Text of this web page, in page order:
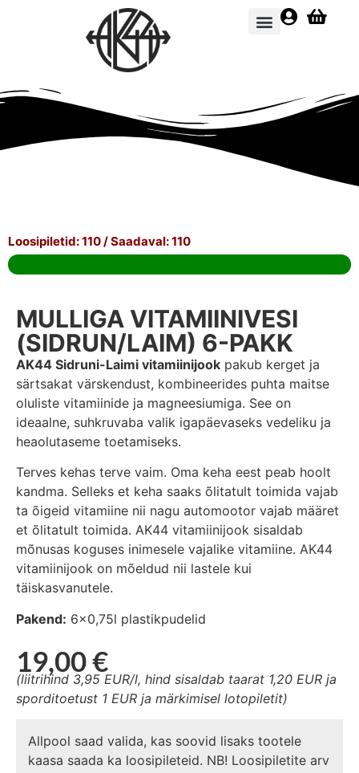
Loosipiletid: 110 / Saadaval: 110
MULLIGA VITAMIINIVESI
(SIDRUN/LAIM) 6-PAKK
AK44 Sidruni-Laimi vitamiinijook pakub kerget ja
särtsakat värskendust, kombineerides puhta maitse
oluliste vitamiinide ja magneesiumiga. See on
ideaalne, suhkruvaba valik igapäevaseks vedeliku ja
heaolutaseme toetamiseks.
Terves kehas terve vaim. Oma keha eest peab hoolt
kandma. Selleks et keha saaks õlitatult toimida vajab
ta õigeid vitamiine nii nagu automootor vajab määret
et õlitatult toimida. AK44 vitamiinijook sisaldab
mõnusas koguses inimesele vajalike vitamiine. AK44
vitamiinijook on mõeldud nii lastele kui
täiskasvanutele.
Pakend: 6×0,75l plastikpudelid
19,00€
(liitrihind 3,95 EUR/l, hind sisaldab taarat 1,20 EUR ja
sporditoetust 1 EUR ja märkimisel lotopiletit)
Allpool saad valida, kas soovid lisaks tootele
kaasa saada ka loosipileteid. NB! Loosipiletite arv